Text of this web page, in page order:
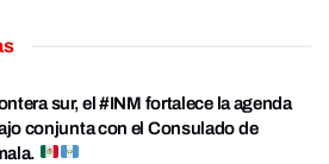
sur, el #INM fortalece la agenda
conjunta con el Consulado de